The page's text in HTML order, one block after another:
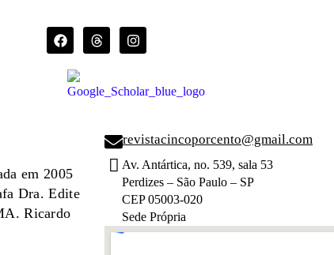
em 2005
Dra. Edite
Ricardo
revistacincoporcento@gmail.com
Av. Antártica, no. 539, sala 53
Perdizes – São Paulo – SP
CEP 05003-020
Sede Própria